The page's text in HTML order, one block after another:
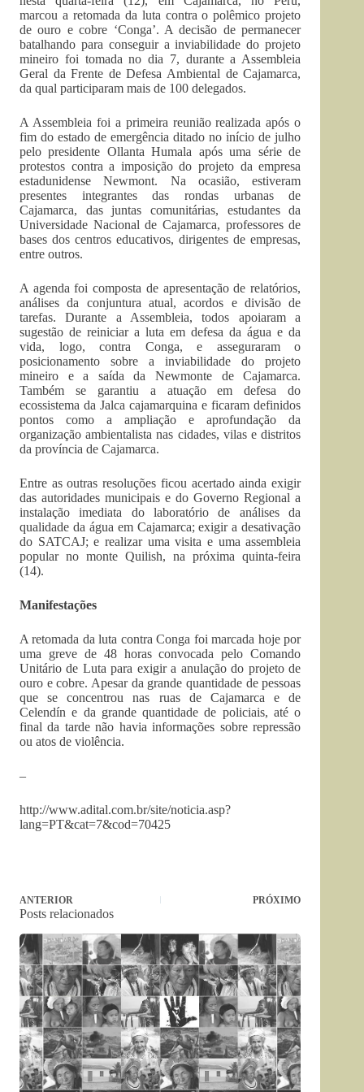
marcou a retomada da luta contra o polêmico projeto
de ouro e cobre ‘Conga’. A decisão de permanecer
batalhando para conseguir a inviabilidade do projeto
mineiro foi tomada no dia 7, durante a Assembleia
Geral da Frente de Defesa Ambiental de Cajamarca,
da qual participaram mais de 100 delegados.
A Assembleia foi a primeira reunião realizada após o
fim do estado de emergência ditado no início de julho
pelo presidente Ollanta Humala após uma série de
protestos contra a imposição do projeto da empresa
estadunidense Newmont. Na ocasião, estiveram
presentes integrantes das rondas urbanas de
Cajamarca, das juntas comunitárias, estudantes da
Universidade Nacional de Cajamarca, professores de
bases dos centros educativos, dirigentes de empresas,
entre outros.
A agenda foi composta de apresentação de relatórios,
análises da conjuntura atual, acordos e divisão de
tarefas. Durante a Assembleia, todos apoiaram a
sugestão de reiniciar a luta em defesa da água e da
vida, logo, contra Conga, e asseguraram o
posicionamento sobre a inviabilidade do projeto
mineiro e a saída da Newmonte de Cajamarca.
Também se garantiu a atuação em defesa do
ecossistema da Jalca cajamarquina e ficaram definidos
pontos como a ampliação e aprofundação da
organização ambientalista nas cidades, vilas e distritos
da província de Cajamarca.
Entre as outras resoluções ficou acertado ainda exigir
das autoridades municipais e do Governo Regional a
instalação imediata do laboratório de análises da
qualidade da água em Cajamarca; exigir a desativação
do SATCAJ; e realizar uma visita e uma assembleia
popular no monte Quilish, na próxima quinta-feira
(14).
Manifestações
A retomada da luta contra Conga foi marcada hoje por
uma greve de 48 horas convocada pelo Comando
Unitário de Luta para exigir a anulação do projeto de
ouro e cobre. Apesar da grande quantidade de pessoas
que se concentrou nas ruas de Cajamarca e de
Celendín e da grande quantidade de policiais, até o
final da tarde não havia informações sobre repressão
ou atos de violência.
–
http://www.adital.com.br/site/noticia.asp?
lang=PT&cat=7&cod=70425
ANTERIOR PRÓXIMO
Posts relacionados